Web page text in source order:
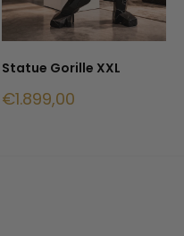
Statue Gorille XXL
Prix
€1.899,00